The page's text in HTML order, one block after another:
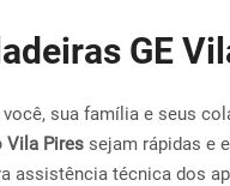
GE
sua família e seus
Vila Pires sejam rápidas e
assistência técnica dos